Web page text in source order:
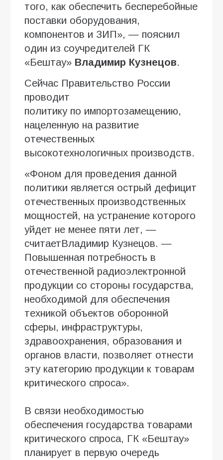
того, как обеспечить бесперебойные
поставки оборудования,
компонентов и ЗИП», — пояснил
один из соучредителей ГК
«Бештау» Владимир Кузнецов.
Сейчас Правительство России
проводит
политику по импортозамещению,
нацеленную на развитие
отечественных
высокотехнологичных производств.
«Фоном для проведения данной
политики является острый дефицит
отечественных производственных
мощностей, на устранение которого
уйдет не менее пяти лет, —
считаетВладимир Кузнецов. —
Повышенная потребность в
отечественной радиоэлектронной
продукции со стороны государства,
необходимой для обеспечения
техникой объектов оборонной
сферы, инфраструктуры,
здравоохранения, образования и
органов власти, позволяет отнести
эту категорию продукции к товарам
критического спроса».
В связи необходимостью
обеспечения государства товарами
критического спроса, ГК «Бештау»
планирует в первую очередь